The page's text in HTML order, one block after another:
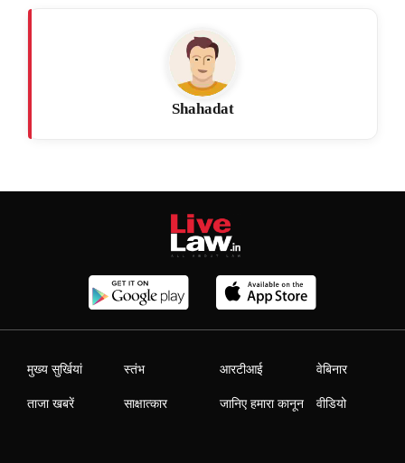
Shahadat
मुख्य सुर्खियां
ताजा खबरें
स्तंभ
साक्षात्कार
आरटीआई
जानिए हमारा कानून
वेबिनार
वीडियो